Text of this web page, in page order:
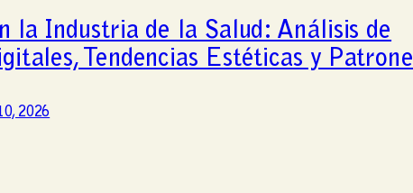
la Industria de la Salud: Análisis de
Tendencias Estéticas y
2026